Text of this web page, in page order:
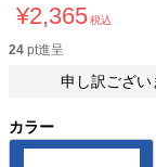
¥2,365税込
24 pt進呈
申し訳ござい
カラー